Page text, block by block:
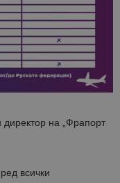
на „Фрапорт
всички